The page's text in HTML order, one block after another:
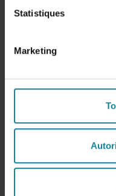
Statistiques
Marketing
L'actualité cyber ne
semaine, une